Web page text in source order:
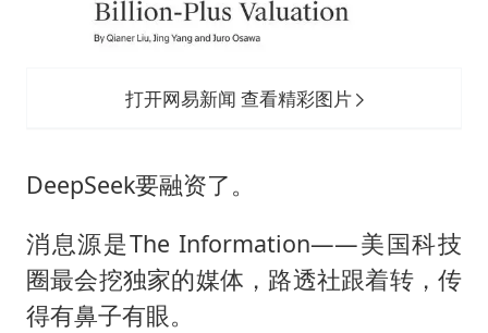
易烊千玺金鸡百花双料影帝
我国民营企业创新动能持续增强
“老戏骨”秦焰去世
打开网易新闻 查看精彩图片
DeepSeek要融资了。
消息源是The Information——美国科技
圈最会挖独家的媒体，路透社跟着转，传
得有鼻子有眼。